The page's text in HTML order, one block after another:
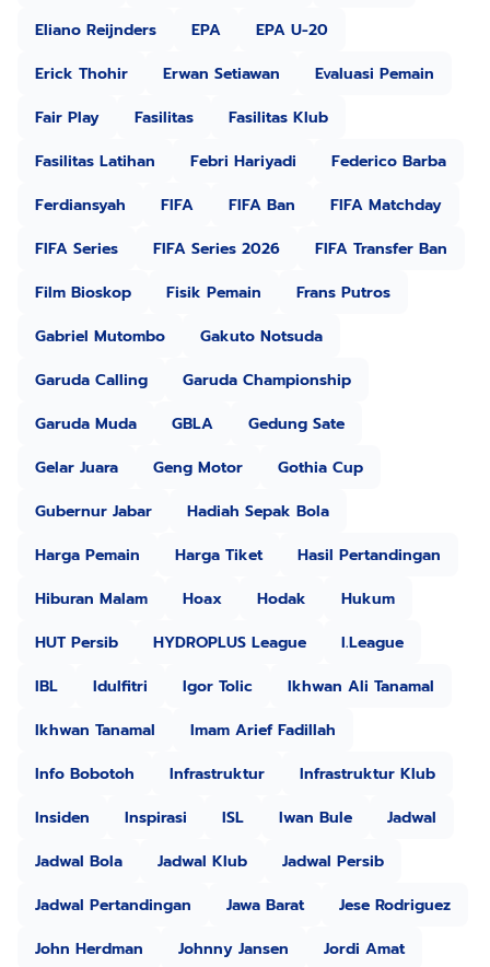
Eliano Reijnders EPA
EPA U-20
Erick Thohir
Erwan Setiawan
Evaluasi Pemain
Fair Play
Fasilitas
Fasilitas Klub
Fasilitas Latihan
Febri Hariyadi
Federico Barba
Ferdiansyah
FIFA FIFA Ban
FIFA Matchday
FIFA Series
FIFA Series 2026
FIFA Transfer Ban
Film Bioskop
Fisik Pemain
Frans Putros
Gabriel Mutombo
Gakuto Notsuda
Garuda Calling
Garuda Championship
Garuda Muda
GBLA
Gedung Sate
Gelar Juara
Geng Motor
Gothia Cup
Gubernur Jabar
Hadiah Sepak Bola
Harga Pemain
Harga Tiket
Hasil Pertandingan
Hiburan Malam
Hoax Hodak
Hukum
HUT Persib
HYDROPLUS League
I.League
IBL
Idulfitri Igor Tolic
Ikhwan Ali Tanamal
Ikhwan Tanamal
Imam Arief Fadillah
Info Bobotoh
Infrastruktur
Infrastruktur Klub
Insiden
Inspirasi ISL Iwan Bule
Jadwal
Jadwal Bola
Jadwal Klub
Jadwal Persib
Jadwal Pertandingan
Jawa Barat
Jese Rodriguez
John Herdman
Johnny Jansen
Jordi Amat